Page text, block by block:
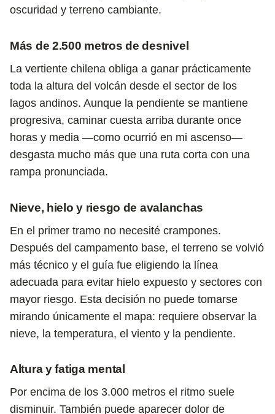
oscuridad y terreno cambiante.
Más de 2.500 metros de desnivel
La vertiente chilena obliga a ganar prácticamente
toda la altura del volcán desde el sector de los
lagos andinos. Aunque la pendiente se mantiene
progresiva, caminar cuesta arriba durante once
horas y media —como ocurrió en mi ascenso—
desgasta mucho más que una ruta corta con una
rampa pronunciada.
Nieve, hielo y riesgo de avalanchas
En el primer tramo no necesité crampones.
Después del campamento base, el terreno se volvió
más técnico y el guía fue eligiendo la línea
adecuada para evitar hielo expuesto y sectores con
mayor riesgo. Esta decisión no puede tomarse
mirando únicamente el mapa: requiere observar la
nieve, la temperatura, el viento y la pendiente.
Altura y fatiga mental
Por encima de los 3.000 metros el ritmo suele
disminuir. También puede aparecer dolor de